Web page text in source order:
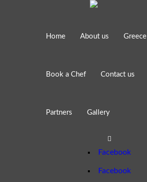
Home About us Greece
Book a Chef Contact us
Partners Gallery
Facebook
Facebook